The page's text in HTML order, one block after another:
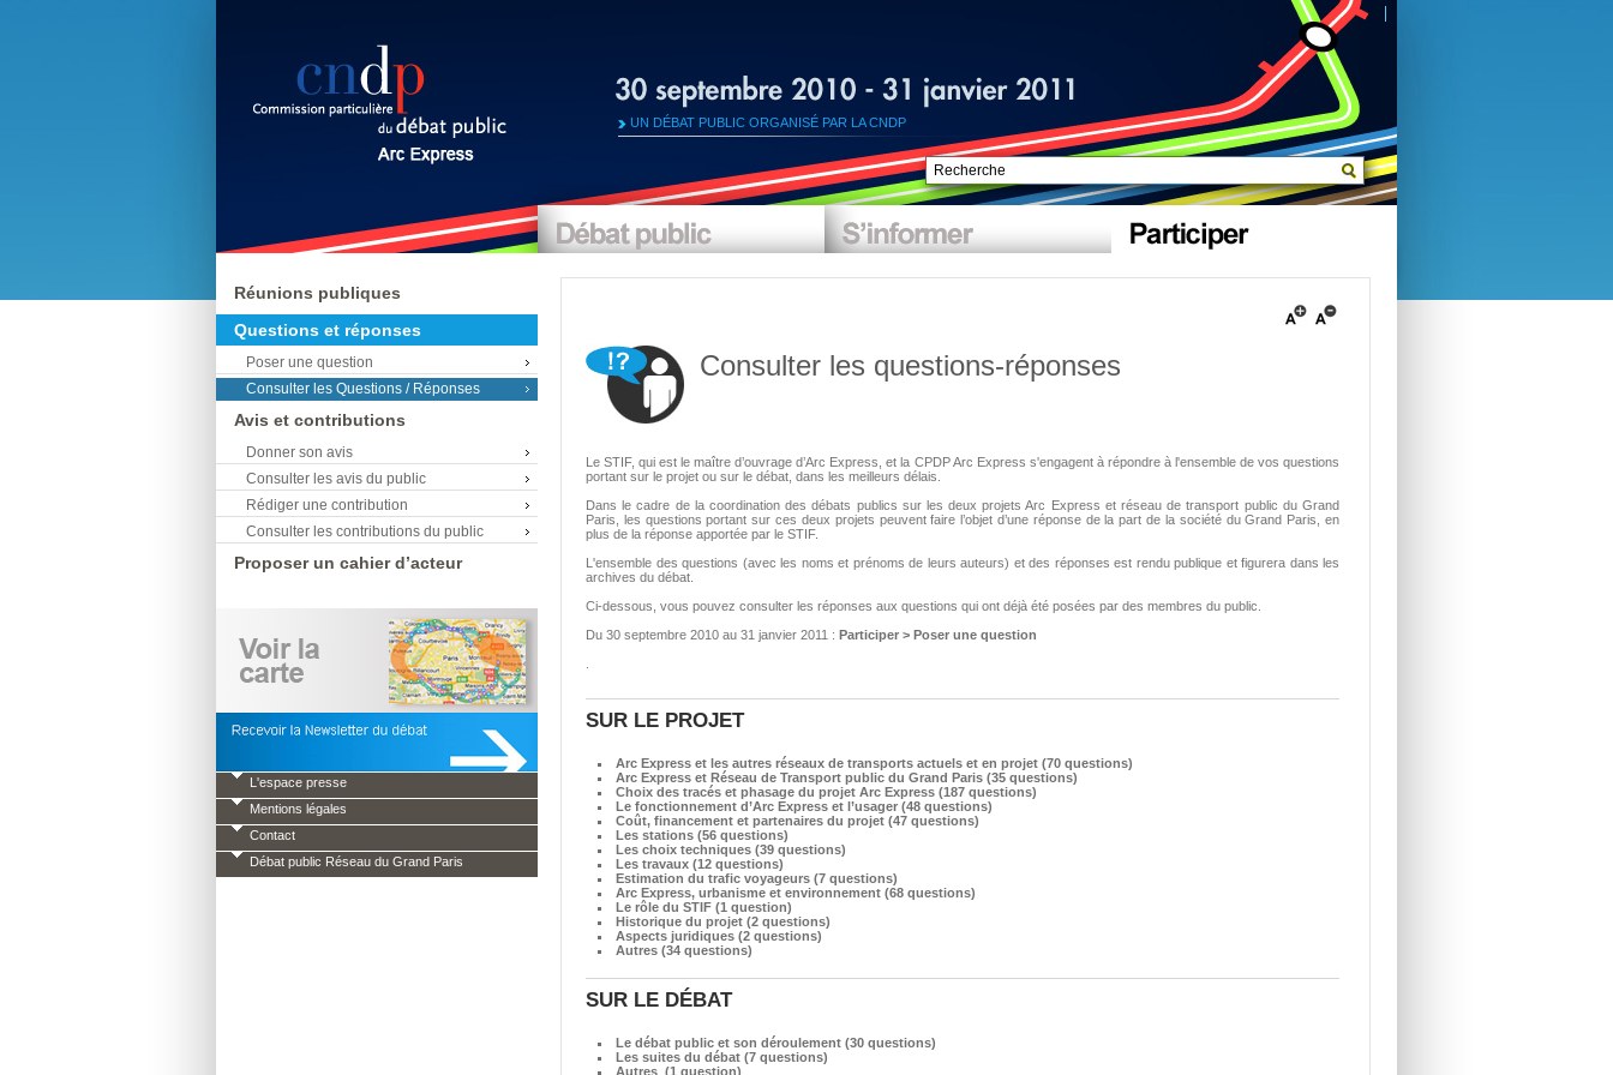
UN DÉBAT PUBLIC ORGANISÉ PAR LA CNDP
Consulter les questions-réponses
Le STIF, qui est le maître d’ouvrage d’Arc Express, et la CPDP Arc Express s'engagent à répondre à l'ensemble de vos questions
portant sur le projet ou sur le débat, dans les meilleurs délais.
Dans le cadre de la coordination des débats publics sur les deux projets Arc Express et réseau de transport public du Grand
Paris, les questions portant sur ces deux projets peuvent faire l’objet d’une réponse de la part de la société du Grand Paris, en
plus de la réponse apportée par le STIF.
L'ensemble des questions (avec les noms et prénoms de leurs auteurs) et des réponses est rendu publique et figurera dans les
archives du débat.
Ci-dessous, vous pouvez consulter les réponses aux questions qui ont déjà été posées par des membres du public.
Du 30 septembre 2010 au 31 janvier 2011 : Participer > Poser une question
SUR LE PROJET
Arc Express et les autres réseaux de transports actuels et en projet (70 questions)
Arc Express et Réseau de Transport public du Grand Paris (35 questions)
Choix des tracés et phasage du projet Arc Express (187 questions)
Le fonctionnement d’Arc Express et l’usager (48 questions)
Coût, financement et partenaires du projet (47 questions)
Les stations (56 questions)
Les choix techniques (39 questions)
Les travaux (12 questions)
Estimation du trafic voyageurs (7 questions)
Arc Express, urbanisme et environnement (68 questions)
Le rôle du STIF (1 question)
Historique du projet (2 questions)
Aspects juridiques (2 questions)
Autres (34 questions)
SUR LE DÉBAT
Le débat public et son déroulement (30 questions)
Les suites du débat (7 questions)
Autres (1 question)
Réunions publiques
Questions et réponses
Poser une question
Consulter les Questions / Réponses
Avis et contributions
Donner son avis
Consulter les avis du public
Rédiger une contribution
Consulter les contributions du public
Proposer un cahier d’acteur
L'espace presse
Mentions légales
Contact
Débat public Réseau du Grand Paris